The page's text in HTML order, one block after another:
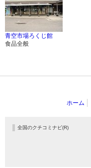
青空市場ろくじ館
食品全般
ホーム
全国のクチコミナビ(R)